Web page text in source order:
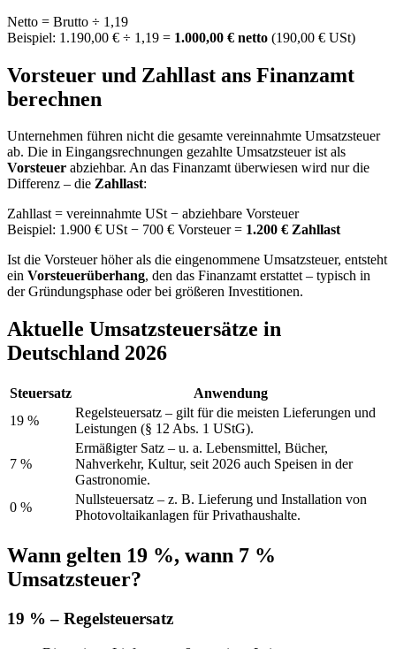
Netto = Brutto ÷ 1,19
Beispiel: 1.190,00 € ÷ 1,19 = 1.000,00 € netto (190,00 € USt)
Vorsteuer und Zahllast ans Finanzamt
berechnen
Unternehmen führen nicht die gesamte vereinnahmte Umsatzsteuer
ab. Die in Eingangsrechnungen gezahlte Umsatzsteuer ist als
Vorsteuer abziehbar. An das Finanzamt überwiesen wird nur die
Differenz – die Zahllast:
Zahllast = vereinnahmte USt − abziehbare Vorsteuer
Beispiel: 1.900 € USt − 700 € Vorsteuer = 1.200 € Zahllast
Ist die Vorsteuer höher als die eingenommene Umsatzsteuer, entsteht
ein Vorsteuerüberhang, den das Finanzamt erstattet – typisch in
der Gründungsphase oder bei größeren Investitionen.
Aktuelle Umsatzsteuersätze in
Deutschland 2026
Steuersatz
Anwendung
19 %
Regelsteuersatz – gilt für die meisten Lieferungen und
Leistungen (§ 12 Abs. 1 UStG).
7 %
Ermäßigter Satz – u. a. Lebensmittel, Bücher,
Nahverkehr, Kultur, seit 2026 auch Speisen in der
Gastronomie.
0 %
Nullsteuersatz – z. B. Lieferung und Installation von
Photovoltaikanlagen für Privathaushalte.
Wann gelten 19 %, wann 7 %
Umsatzsteuer?
19 % – Regelsteuersatz